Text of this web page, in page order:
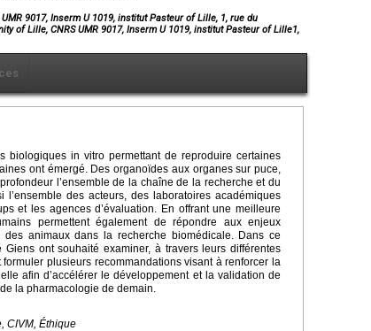
9017, Inserm U 1019, institut Pasteur of Lille, 1, rue du
of Lille, CNRS UMR 9017, Inserm U 1019, institut Pasteur of Lille1,
in vitro permettant de reproduire certaines
ont émergé. Des organoïdes aux organes sur puce,
l’ensemble de la chaîne de la recherche et du
des acteurs, des laboratoires académiques
et les agences d’évaluation. En offrant une meilleure
permettent également de répondre aux enjeux
animaux dans la recherche biomédicale. Dans ce
ont souhaité examiner, à travers leurs différentes
plusieurs recommandations visant à renforcer la
afin d’accélérer le développement et la validation de
la pharmacologie de demain.
CIVM, Éthique